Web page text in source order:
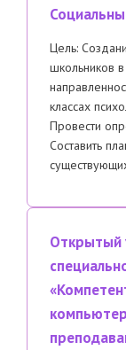
Цель:
школьников
классах
Провести
Составить
Открытый